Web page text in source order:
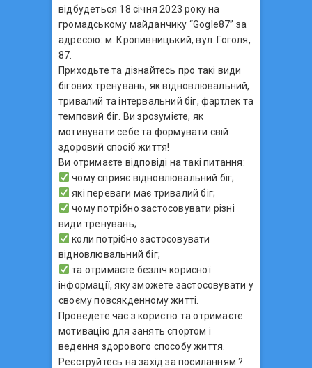
відбудеться 18 січня 2023 року на
громадському майданчику “Gogle87” за
адресою: м. Кропивницький, вул. Гоголя,
87.
Приходьте та дізнайтесь про такі види
бігових тренувань, як відновлювальний,
тривалий та інтервальний біг, фартлек та
темповий біг. Ви зрозумієте, як
мотивувати себе та формувати свій
здоровий спосіб життя!
Ви отримаєте відповіді на такі питання:
чому сприяє відновлювальний біг;
які переваги має тривалий біг;
чому потрібно застосовувати різні
види тренувань;
коли потрібно застосовувати
відновлювальний біг;
та отримаєте безліч корисної
інформації, яку зможете застосовувати у
своєму повсякденному житті.
Проведете час з користю та отримаєте
мотивацію для занять спортом і
ведення здорового способу життя.
Реєструйтесь на захід за посиланням ?